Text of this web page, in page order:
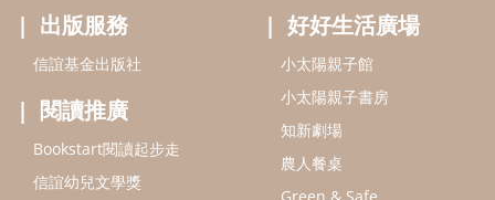
service@hsin-yi.org.tw
信誼好好育兒
小太陽親子書房
(02)2396-5305轉2345 (週一～週五 9:00～18:00)
認識信誼 合作洽談 智慧財產權聲明
本網站建議使用IE9(含以上)或 Google Chrome 版本瀏覽器